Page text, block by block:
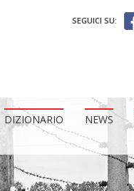
SEGUICI SU:
DIZIONARIO NEWS